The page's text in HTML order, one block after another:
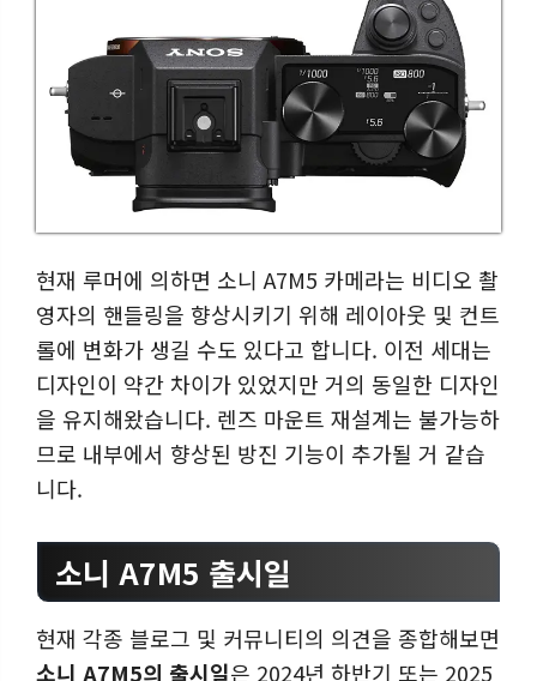
현재 루머에 의하면 소니 A7M5 카메라는 비디오 촬
영자의 핸들링을 향상시키기 위해 레이아웃 및 컨트
롤에 변화가 생길 수도 있다고 합니다. 이전 세대는
디자인이 약간 차이가 있었지만 거의 동일한 디자인
을 유지해왔습니다. 렌즈 마운트 재설계는 불가능하
므로 내부에서 향상된 방진 기능이 추가될 거 같습
니다.
소니 A7M5 출시일
현재 각종 블로그 및 커뮤니티의 의견을 종합해보면
소니 A7M5의 출시일은 2024년 하반기 또는 2025